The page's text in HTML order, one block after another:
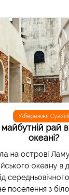
Узбережжя Суахілі
рай в
океані?
на острові
океану в
поселення з